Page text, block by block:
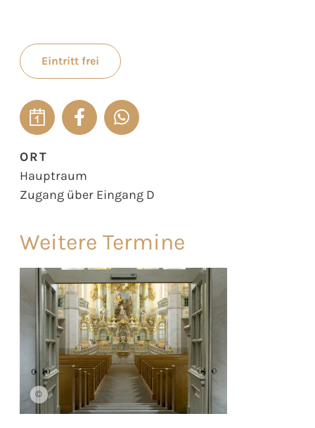
Eintritt frei
ORT
Hauptraum
Zugang über Eingang D
Weitere Termine
©